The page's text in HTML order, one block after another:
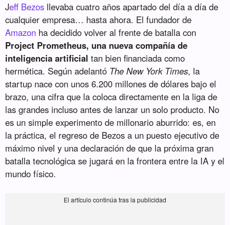
Jeff Bezos llevaba cuatro años apartado del día a día de
cualquier empresa… hasta ahora. El fundador de
Amazon ha decidido volver al frente de batalla con
Project Prometheus, una nueva compañía de
inteligencia artificial tan bien financiada como
hermética. Según adelantó The New York Times, la
startup nace con unos 6.200 millones de dólares bajo el
brazo, una cifra que la coloca directamente en la liga de
las grandes incluso antes de lanzar un solo producto. No
es un simple experimento de millonario aburrido: es, en
la práctica, el regreso de Bezos a un puesto ejecutivo de
máximo nivel y una declaración de que la próxima gran
batalla tecnológica se jugará en la frontera entre la IA y el
mundo físico.